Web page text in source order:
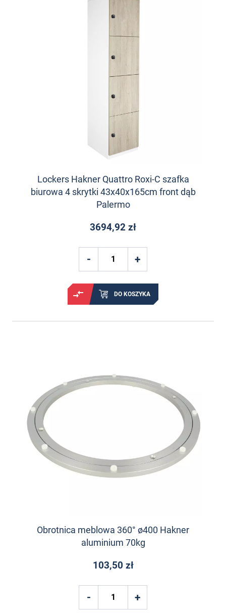
Lockers Hakner Quattro Roxi-C szafka
biurowa 4 skrytki 43x40x165cm front dąb
Palermo
3694,92 zł
DO KOSZYKA
Obrotnica meblowa 360° ø400 Hakner
aluminium 70kg
103,50 zł